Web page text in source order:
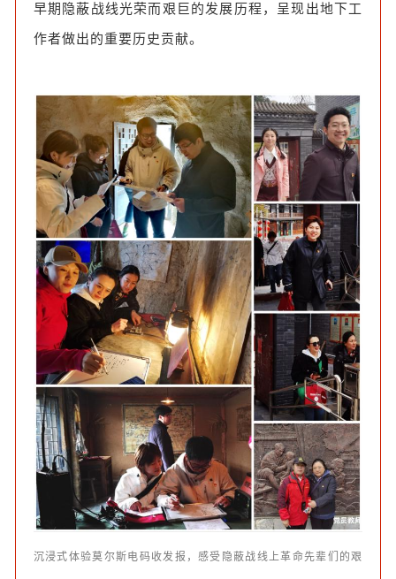
早期隐蔽战线光荣而艰巨的发展历程，呈现出地下工
作者做出的重要历史贡献。
沉浸式体验莫尔斯电码收发报，感受隐蔽战线上革命先辈们的艰